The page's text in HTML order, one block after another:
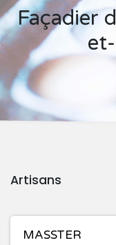
Façadier disponible en seine-
Artisans
MASSTER